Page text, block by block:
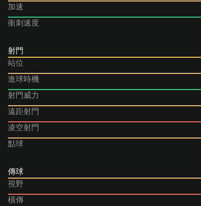
加速
衝刺速度
射門
站位
進球時機
射門威力
遠距射門
凌空射門
點球
傳球
視野
橫傳